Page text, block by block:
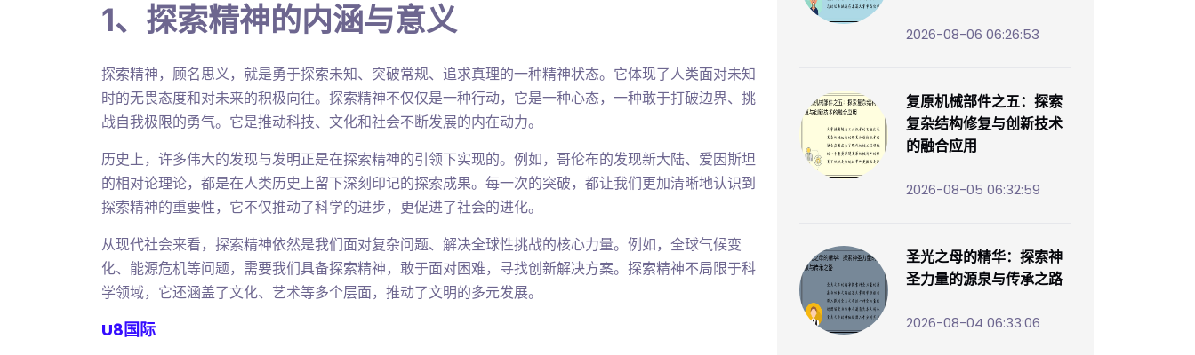
1、探索精神的内涵与意义
探索精神，顾名思义，就是勇于探索未知、突破常规、追求真理的一种精神状态。它体现了人类面对未知
时的无畏态度和对未来的积极向往。探索精神不仅仅是一种行动，它是一种心态，一种敢于打破边界、挑
战自我极限的勇气。它是推动科技、文化和社会不断发展的内在动力。
历史上，许多伟大的发现与发明正是在探索精神的引领下实现的。例如，哥伦布的发现新大陆、爱因斯坦
的相对论理论，都是在人类历史上留下深刻印记的探索成果。每一次的突破，都让我们更加清晰地认识到
探索精神的重要性，它不仅推动了科学的进步，更促进了社会的进化。
从现代社会来看，探索精神依然是我们面对复杂问题、解决全球性挑战的核心力量。例如，全球气候变
化、能源危机等问题，需要我们具备探索精神，敢于面对困难，寻找创新解决方案。探索精神不局限于科
学领域，它还涵盖了文化、艺术等多个层面，推动了文明的多元发展。
U8国际
2026-08-06 06:26:53
复原机械部件之五：探索
复杂结构修复与创新技术
的融合应用
2026-08-05 06:32:59
圣光之母的精华：探索神
圣力量的源泉与传承之路
2026-08-04 06:33:06